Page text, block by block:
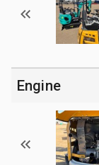
Engine